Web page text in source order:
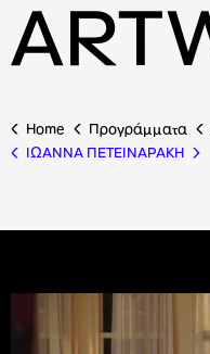
Home Προγράμματα
ΙΩΑΝΝΑ ΠΕΤΕΙΝΑΡΑΚΗ